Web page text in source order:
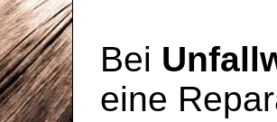
Bei
eine